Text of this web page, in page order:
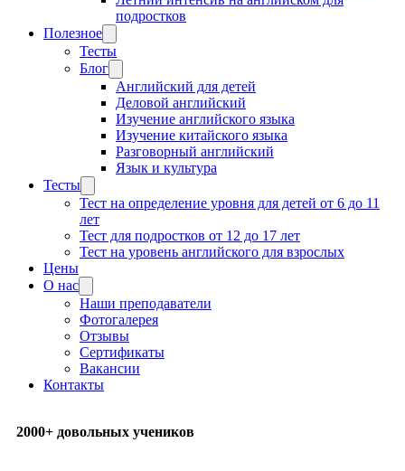
подростков
Полезное
Тесты
Блог
Английский для детей
Деловой английский
Изучение английского языка
Изучение китайского языка
Разговорный английский
Язык и культура
Тесты
Тест на определение уровня для детей от 6 до 11
лет
Тест для подростков от 12 до 17 лет
Тест на уровень английского для взрослых
Цены
О нас
Наши преподаватели
Фотогалерея
Отзывы
Сертификаты
Вакансии
Контакты
2000+ довольных учеников